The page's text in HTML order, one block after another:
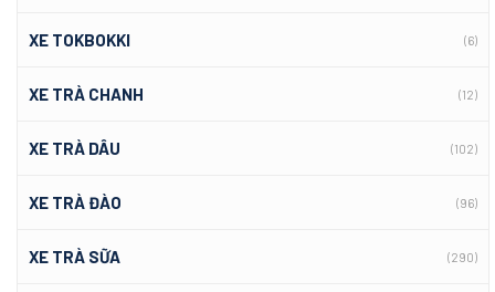
XE TOKBOKKI (6)
XE TRÀ CHANH (12)
XE TRÀ DÂU (102)
XE TRÀ ĐÀO (96)
XE TRÀ SỮA (290)